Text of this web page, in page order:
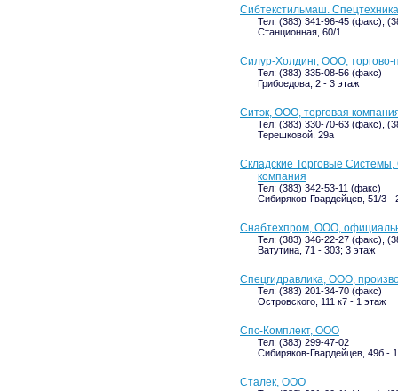
Сибтекстильмаш.
Тел: (383) 341-96-45 (факс),
Станционная, 60/1
Силур-Холдинг, ООО, торгово-
Тел: (383) 335-08-56 (факс)
Грибоедова, 2 - 3 этаж
Ситэк, ООО, торговая
Тел: (383) 330-70-63 (факс),
Терешковой, 29а
Складские Торговые
компания
Тел: (383) 342-53-11 (факс)
Сибиряков-Гвардейцев, 51/3 -
Снабтехпром, ООО,
Тел: (383) 346-22-27 (факс),
Ватутина, 71 - 303; 3 этаж
Спецгидравлика, ООО,
Тел: (383) 201-34-70 (факс)
Островского, 111 к7 - 1 этаж
Спс-Комплект, ООО
Тел: (383) 299-47-02
Сибиряков-Гвардейцев, 49б -
Сталек, ООО